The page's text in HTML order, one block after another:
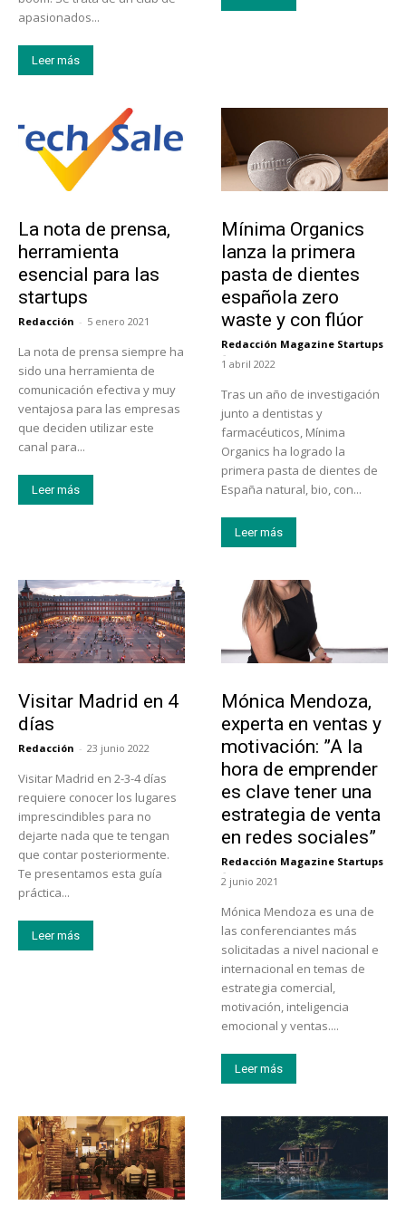
apasionados...
Leer más
La nota de prensa,
herramienta
esencial para las
startups
Redacción - 5 enero 2021
La nota de prensa siempre ha
sido una herramienta de
comunicación efectiva y muy
ventajosa para las empresas
que deciden utilizar este
canal para...
Leer más
Mínima Organics
lanza la primera
pasta de dientes
española zero
waste y con flúor
Redacción Magazine Startups
-
1 abril 2022
Tras un año de investigación
junto a dentistas y
farmacéuticos, Mínima
Organics ha logrado la
primera pasta de dientes de
España natural, bio, con...
Leer más
Visitar Madrid en 4
días
Redacción - 23 junio 2022
Visitar Madrid en 2-3-4 días
requiere conocer los lugares
imprescindibles para no
dejarte nada que te tengan
que contar posteriormente.
Te presentamos esta guía
práctica...
Leer más
Mónica Mendoza,
experta en ventas y
motivación: ”A la
hora de emprender
es clave tener una
estrategia de venta
en redes sociales”
Redacción Magazine Startups
-
2 junio 2021
Mónica Mendoza es una de
las conferenciantes más
solicitadas a nivel nacional e
internacional en temas de
estrategia comercial,
motivación, inteligencia
emocional y ventas....
Leer más